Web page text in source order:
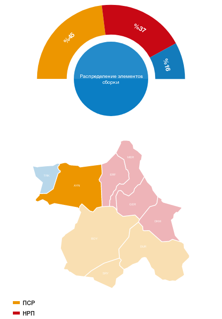
%45
%37
%16
Распределение элементов
сборки
AYN
BOY
DUR
ERF
GER
MER
TRK
DKM
SRY
ПСР
НРП